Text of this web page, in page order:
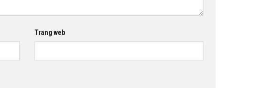
Trang web